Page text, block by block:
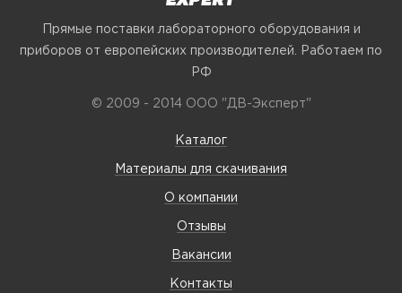
Прямые поставки лабораторного оборудования и
приборов от европейских производителей. Работаем по
РФ
© 2009 - 2014 ООО "ДВ-Эксперт"
Каталог
Материалы для скачивания
О компании
Отзывы
Вакансии
Контакты